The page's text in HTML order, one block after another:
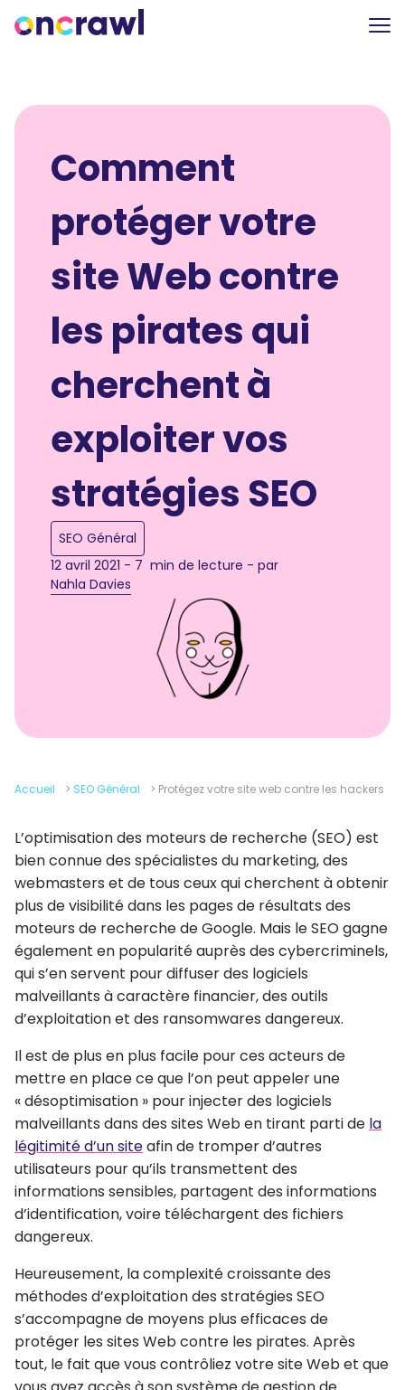
Comment
protéger votre
site Web contre
les pirates qui
cherchent à
exploiter vos
stratégies SEO
SEO Général
12 avril 2021 - 7 min de lecture - par
Nahla Davies
Accueil > SEO Général > Protégez votre site web contre les hackers
L’optimisation des moteurs de recherche (SEO) est
bien connue des spécialistes du marketing, des
webmasters et de tous ceux qui cherchent à obtenir
plus de visibilité dans les pages de résultats des
moteurs de recherche de Google. Mais le SEO gagne
également en popularité auprès des cybercriminels,
qui s’en servent pour diffuser des logiciels
malveillants à caractère financier, des outils
d’exploitation et des ransomwares dangereux.
Il est de plus en plus facile pour ces acteurs de
mettre en place ce que l’on peut appeler une
« désoptimisation » pour injecter des logiciels
malveillants dans des sites Web en tirant parti de la
légitimité d’un siteafin de tromper d’autres
utilisateurs pour qu’ils transmettent des
informations sensibles, partagent des informations
d’identification, voire téléchargent des fichiers
dangereux.
Heureusement, la complexité croissante des
méthodes d’exploitation des stratégies SEO
s’accompagne de moyens plus efficaces de
protéger les sites Web contre les pirates. Après
tout, le fait que vous contrôliez votre site Web et que